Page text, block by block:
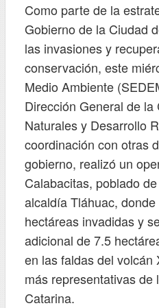
Como parte de la
Gobierno de la Ciudad
las invasiones y
conservación, este
Medio Ambiente
Dirección General de
Naturales y Desarrollo
coordinación con otras
gobierno, realizó un
Calabacitas, poblado
alcaldía Tláhuac,
hectáreas invadidas y
adicional de 7.5
en las faldas del volcán
más representativas de
Catarina.